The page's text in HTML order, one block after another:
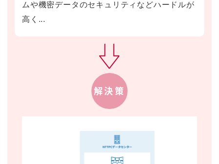
ムや機密データのセキュリティなどハードルが
高く...
解決策